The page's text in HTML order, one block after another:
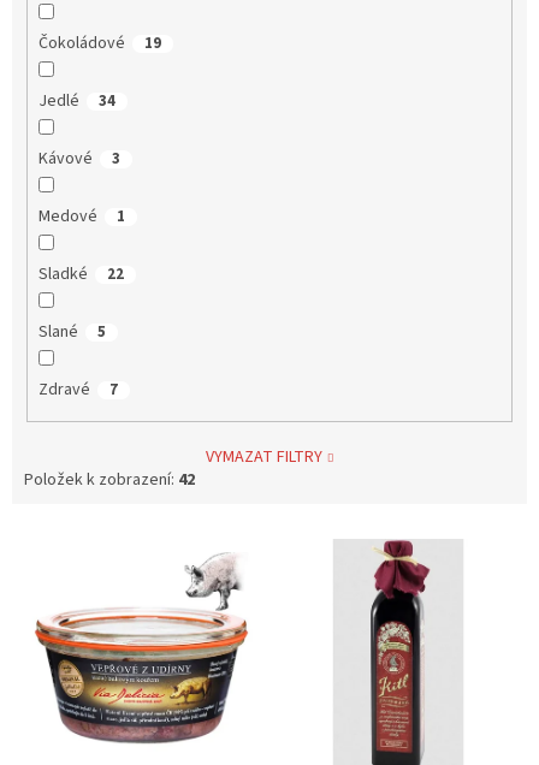
Čokoládové 19
Jedlé 34
Kávové 3
Medové 1
Sladké 22
Slané 5
Zdravé 7
VYMAZAT FILTRY
Položek k zobrazení: 42